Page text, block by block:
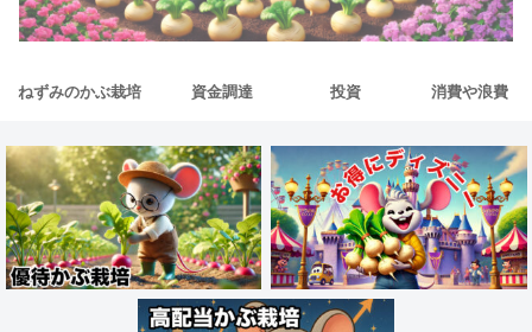
ねずみのかぶ栽培 資金調達 投資 消費や浪費